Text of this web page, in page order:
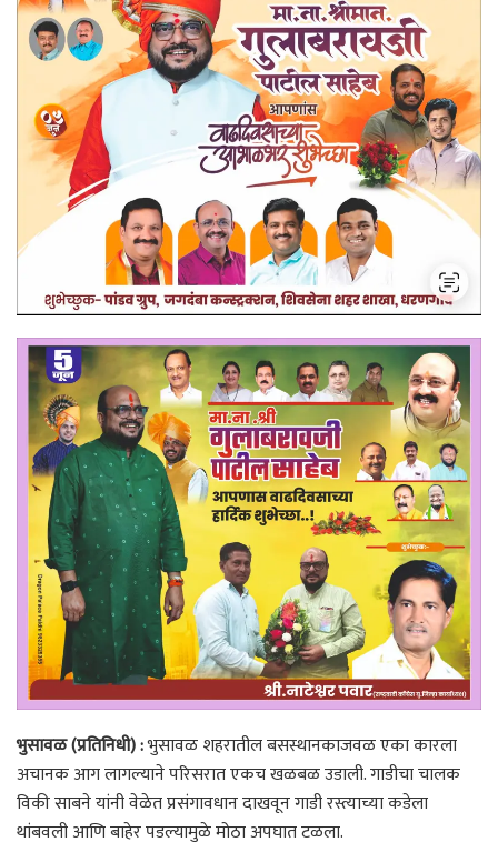
भुसावळ (प्रतिनिधी) :भुसावळ शहरातील बसस्थानकाजवळ एका कारला
अचानक आग लागल्याने परिसरात एकच खळबळ उडाली. गाडीचा चालक
विकी साबने यांनी वेळेत प्रसंगावधान दाखवून गाडी रस्त्याच्या कडेला
थांबवली आणि बाहेर पडल्यामुळे मोठा अपघात टळला.